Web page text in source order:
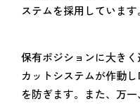
ステムを採用しています。
保有ポジションに大き
カットシステムが作動
を防ぎます。また、万